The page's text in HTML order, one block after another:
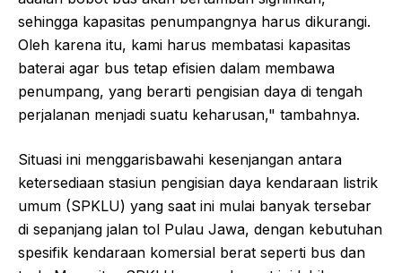
sehingga kapasitas penumpangnya harus dikurangi.
Oleh karena itu, kami harus membatasi kapasitas
baterai agar bus tetap efisien dalam membawa
penumpang, yang berarti pengisian daya di tengah
perjalanan menjadi suatu keharusan," tambahnya.
Situasi ini menggarisbawahi kesenjangan antara
ketersediaan stasiun pengisian daya kendaraan listrik
umum (SPKLU) yang saat ini mulai banyak tersebar
di sepanjang jalan tol Pulau Jawa, dengan kebutuhan
spesifik kendaraan komersial berat seperti bus dan